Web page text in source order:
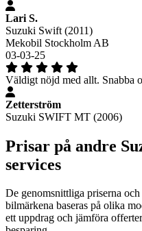
Lari S.
Suzuki Swift (2011)
Mekobil Stockholm AB
03-03-25
Väldigt nöjd med allt. Snabba
Zetterström
Suzuki SWIFT MT (2006)
Prisar på andre
services
De genomsnittliga priserna
bilmärkena baseras på olika
ett uppdrag och jämföra